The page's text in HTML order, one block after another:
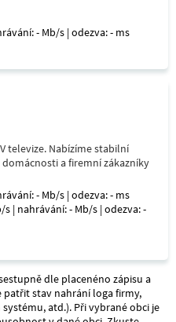
- Mb/s | odezva: - ms
televize. Nabízíme stabilní
a firemní zákazníky
- Mb/s | odezva: - ms
s | nahrávání: - Mb/s | odezva: -
dle placenéno zápisu a
stav nahrání loga firmy,
atd.). Při vybrané obci je